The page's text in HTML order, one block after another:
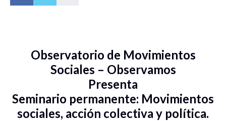
Observatorio de Movimientos
Sociales – Observamos
Presenta
Seminario permanente: Movimientos
sociales, acción colectiva y política.